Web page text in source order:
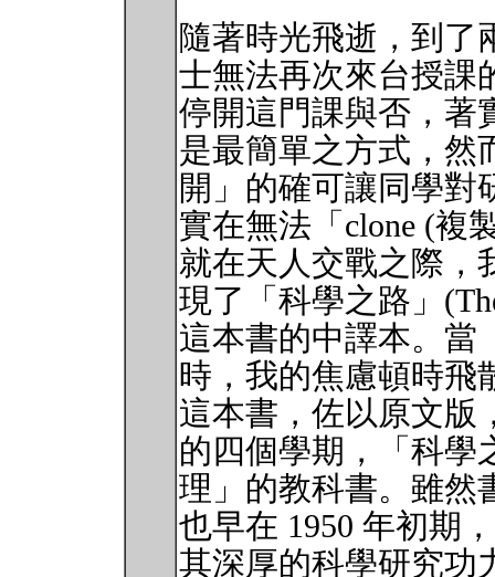
隨著時光飛逝，到了
士無法再次來台授課
停開這門課與否，著
是最簡單之方式，然
開」的確可讓同學對
實在無法「clone (複
就在天人交戰之際，
現了「科學之路」
這本書的中譯本。當
時，我的焦慮頓時飛
這本書，佐以原文版
的四個學期，「科學
理」的教科書。雖然
也早在 1950 年初期
其深厚的科學研究功